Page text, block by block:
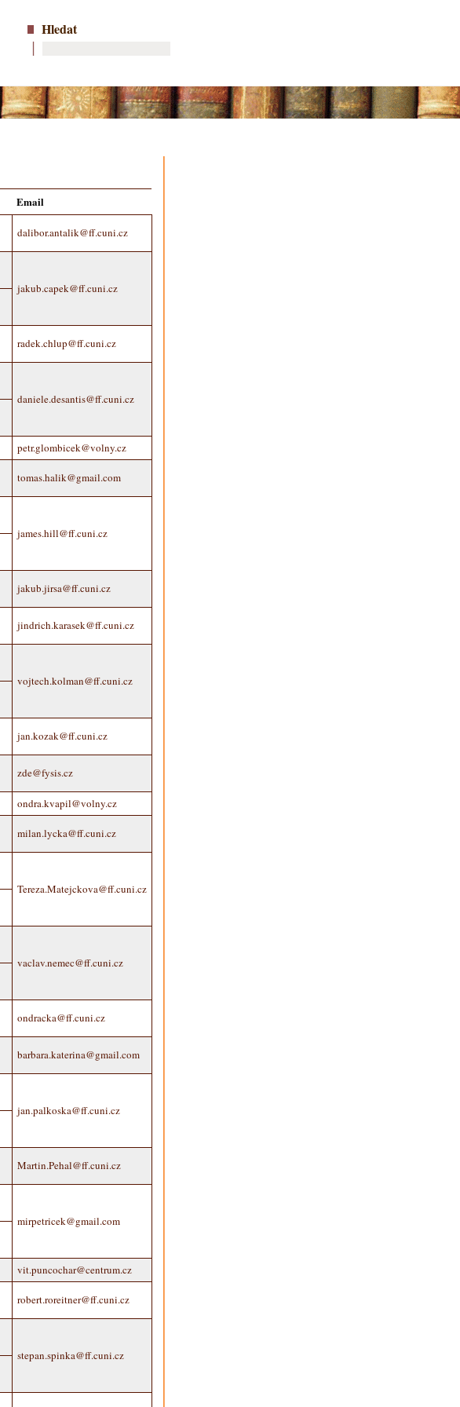
Hledat
Email
dalibor.antalik@ff.cuni.cz
jakub.capek@ff.cuni.cz
radek.chlup@ff.cuni.cz
daniele.desantis@ff.cuni.cz
petr.glombicek@volny.cz
tomas.halik@gmail.com
james.hill@ff.cuni.cz
jakub.jirsa@ff.cuni.cz
jindrich.karasek@ff.cuni.cz
vojtech.kolman@ff.cuni.cz
jan.kozak@ff.cuni.cz
zde@fysis.cz
ondra.kvapil@volny.cz
milan.lycka@ff.cuni.cz
Tereza.Matejckova@ff.cuni.cz
vaclav.nemec@ff.cuni.cz
ondracka@ff.cuni.cz
barbara.katerina@gmail.com
jan.palkoska@ff.cuni.cz
Martin.Pehal@ff.cuni.cz
mirpetricek@gmail.com
vit.puncochar@centrum.cz
robert.roreitner@ff.cuni.cz
stepan.spinka@ff.cuni.cz